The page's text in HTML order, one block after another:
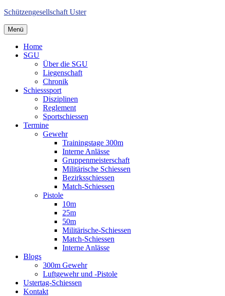
Schützengesellschaft Uster
Menü
Home
SGU
Über die SGU
Liegenschaft
Chronik
Schiesssport
Disziplinen
Reglement
Sportschiessen
Termine
Gewehr
Trainingstage 300m
Interne Anlässe
Gruppenmeisterschaft
Militärische Schiessen
Bezirksschiessen
Match-Schiessen
Pistole
10m
25m
50m
Militärische-Schiessen
Match-Schiessen
Interne Anlässe
Blogs
300m Gewehr
Luftgewehr und -Pistole
Ustertag-Schiessen
Kontakt